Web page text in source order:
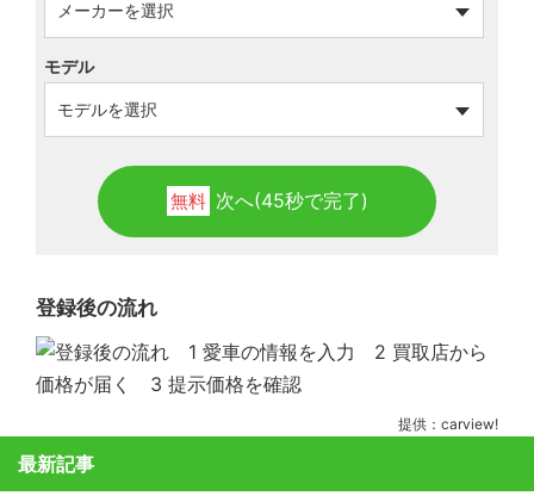
モデル
無料 次へ(45秒で完了)
登録後の流れ
提供：carview!
最新記事